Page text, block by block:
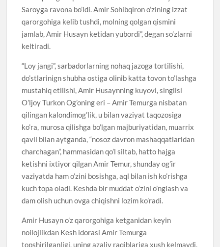
Saroyga ravona bo’ldi. Amir Sohibqiron o’zining izzat
qarorgohiga kelib tushdi, molning qolgan qismini
jamlab, Amir Husayn ketidan yubordi”, degan so’zlarni
keltiradi.
“Loy jangi”, sarbadorlarning nohaq jazoga tortilishi,
do’stlarinign shubha ostiga olinib katta tovon to’lashga
mustahiq etilishi, Amir Husaynning kuyovi, singlisi
O’ljoy Turkon Og’oning eri – Amir Temurga nisbatan
qilingan kalondimog’lik, u bilan vaziyat taqozosiga
ko’ra, murosa qilishga bo’lgan majburiyatidan, muarrix
qavli bilan aytganda, “nosoz davron mashaqqatlaridan
charchagan”, hammasidan qo’l siltab, hatto hajga
ketishni ixtiyor qilgan Amir Temur, shunday og’ir
vaziyatda ham o’zini bosishga, aql bilan ish ko’rishga
kuch topa oladi. Keshda bir muddat o’zini o’nglash va
dam olish uchun ovga chiqishni lozim ko’radi.
Amir Husayn o’z qarorgohiga ketganidan keyin
noilojlikdan Kesh idorasi Amir Temurga
topshirilganligi, uning azaliy raqiblariga xush kelmaydi.